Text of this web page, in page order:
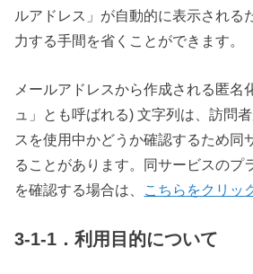
ルアドレス」が自動的に表示される
力する手間を省くことができます。
メールアドレスから作成される匿名
ュ」とも呼ばれる) 文字列は、訪問
スを使用中かどうか確認するため同
ることがあります。同サービスのプ
を確認する場合は、 こちらをクリッ
3-1-1．利用目的について